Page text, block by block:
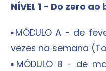
NÍVEL 1 - Do zero
▪️MÓDULO A - de
vezes na semana
▪️MÓDULO B - de